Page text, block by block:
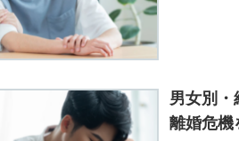
男女別・
離婚危機